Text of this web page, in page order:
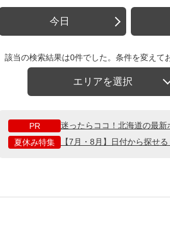
今日
該当の検索結果は0件でした。条件を変えて
エリアを選択
PR
迷ったらココ！北海道の最
夏休み特集
【7月・8月】日付から探せ